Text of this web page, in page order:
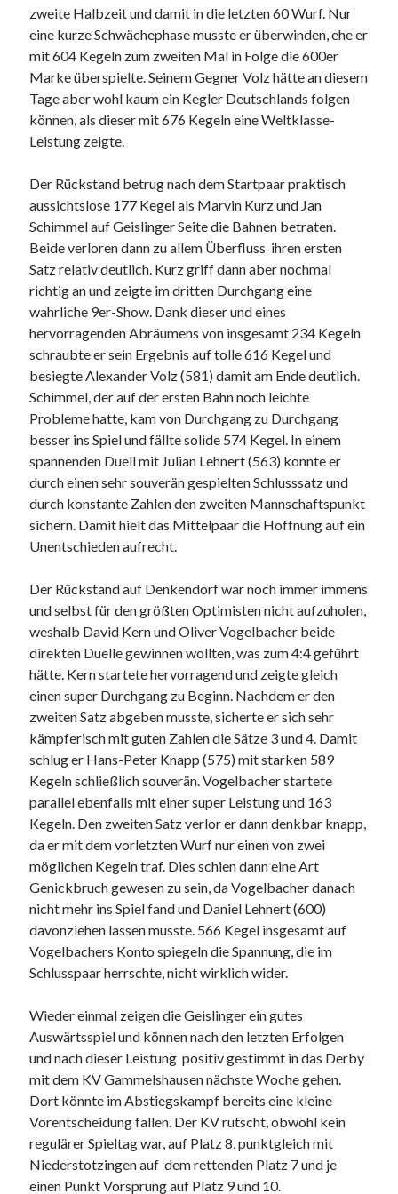
zweite Halbzeit und damit in die letzten 60 Wurf. Nur
eine kurze Schwächephase musste er überwinden, ehe er
mit 604 Kegeln zum zweiten Mal in Folge die 600er
Marke überspielte. Seinem Gegner Volz hätte an diesem
Tage aber wohl kaum ein Kegler Deutschlands folgen
können, als dieser mit 676 Kegeln eine Weltklasse-
Leistung zeigte.
Der Rückstand betrug nach dem Startpaar praktisch
aussichtslose 177 Kegel als Marvin Kurz und Jan
Schimmel auf Geislinger Seite die Bahnen betraten.
Beide verloren dann zu allem Überfluss ihren ersten
Satz relativ deutlich. Kurz griff dann aber nochmal
richtig an und zeigte im dritten Durchgang eine
wahrliche 9er-Show. Dank dieser und eines
hervorragenden Abräumens von insgesamt 234 Kegeln
schraubte er sein Ergebnis auf tolle 616 Kegel und
besiegte Alexander Volz (581) damit am Ende deutlich.
Schimmel, der auf der ersten Bahn noch leichte
Probleme hatte, kam von Durchgang zu Durchgang
besser ins Spiel und fällte solide 574 Kegel. In einem
spannenden Duell mit Julian Lehnert (563) konnte er
durch einen sehr souverän gespielten Schlusssatz und
durch konstante Zahlen den zweiten Mannschaftspunkt
sichern. Damit hielt das Mittelpaar die Hoffnung auf ein
Unentschieden aufrecht.
Der Rückstand auf Denkendorf war noch immer immens
und selbst für den größten Optimisten nicht aufzuholen,
weshalb David Kern und Oliver Vogelbacher beide
direkten Duelle gewinnen wollten, was zum 4:4 geführt
hätte. Kern startete hervorragend und zeigte gleich
einen super Durchgang zu Beginn. Nachdem er den
zweiten Satz abgeben musste, sicherte er sich sehr
kämpferisch mit guten Zahlen die Sätze 3 und 4. Damit
schlug er Hans-Peter Knapp (575) mit starken 589
Kegeln schließlich souverän. Vogelbacher startete
parallel ebenfalls mit einer super Leistung und 163
Kegeln. Den zweiten Satz verlor er dann denkbar knapp,
da er mit dem vorletzten Wurf nur einen von zwei
möglichen Kegeln traf. Dies schien dann eine Art
Genickbruch gewesen zu sein, da Vogelbacher danach
nicht mehr ins Spiel fand und Daniel Lehnert (600)
davonziehen lassen musste. 566 Kegel insgesamt auf
Vogelbachers Konto spiegeln die Spannung, die im
Schlusspaar herrschte, nicht wirklich wider.
Wieder einmal zeigen die Geislinger ein gutes
Auswärtsspiel und können nach den letzten Erfolgen
und nach dieser Leistung positiv gestimmt in das Derby
mit dem KV Gammelshausen nächste Woche gehen.
Dort könnte im Abstiegskampf bereits eine kleine
Vorentscheidung fallen. Der KV rutscht, obwohl kein
regulärer Spieltag war, auf Platz 8, punktgleich mit
Niederstotzingen auf dem rettenden Platz 7 und je
einen Punkt Vorsprung auf Platz 9 und 10.